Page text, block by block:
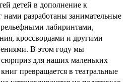
детей в дополнение к
разработаны занимательные
рельефными лабиринтами,
кроссвордами и другими
В этом году мы
для наших маленьких
превращается в театральные